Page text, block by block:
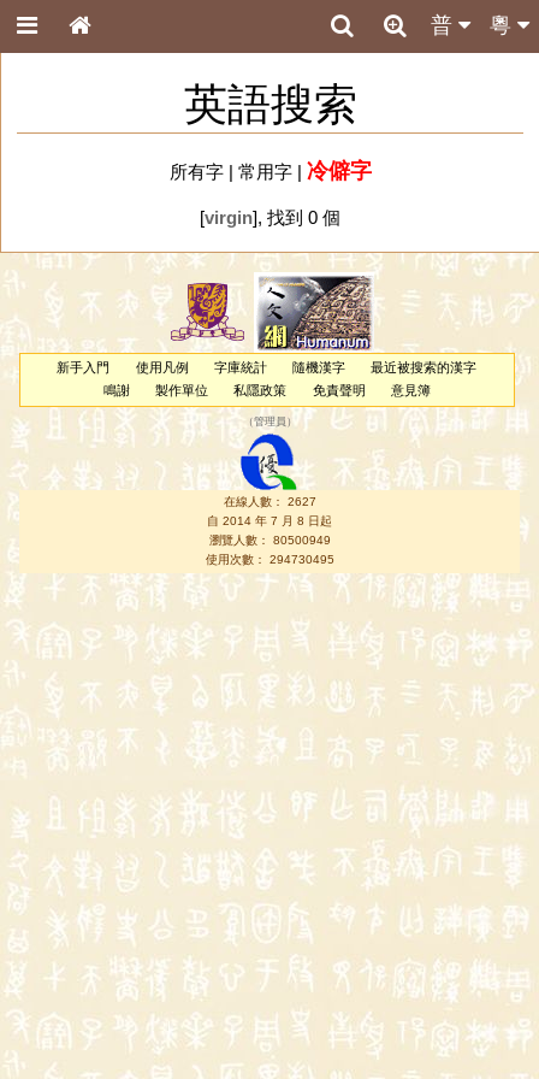
粵
普
英語搜索
所有字| 常用字| 冷僻字
[virgin], 找到 0 個
新手入門 使用凡例 字庫統計 隨機漢字
最近被搜索的漢字
鳴謝
製作單位 私隱政策 免責聲明 意見簿
（管理員 ）
在線人數： 2627
自 2014 年 7 月 8 日起
瀏覽人數： 80500949
使用次數： 294730495